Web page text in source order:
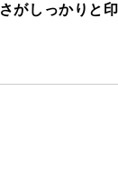
しっかりと